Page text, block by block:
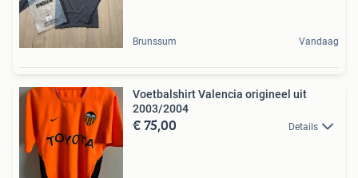
Brunssum Vandaag
Voetbalshirt Valencia origineel uit
2003/2004
€ 75,00 Details